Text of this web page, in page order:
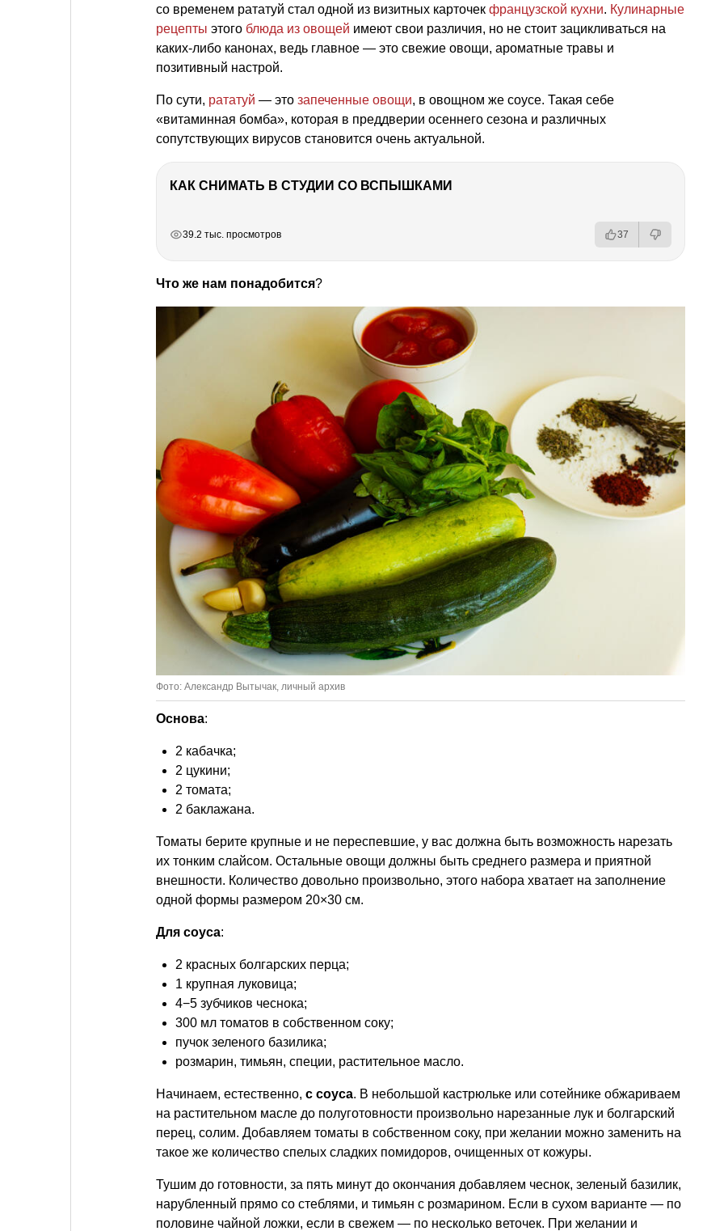
со временем рататуй стал одной из визитных карточек французской кухни. Кулинарные
рецепты этого блюда из овощей имеют свои различия, но не стоит зацикливаться на
каких-либо канонах, ведь главное — это свежие овощи, ароматные травы и
позитивный настрой.
По сути, рататуй — это запеченные овощи, в овощном же соусе. Такая себе
«витаминная бомба», которая в преддверии осеннего сезона и различных
сопутствующих вирусов становится очень актуальной.
КАК СНИМАТЬ В СТУДИИ СО ВСПЫШКАМИ
39.2 тыс. просмотров 37
Что же нам понадобится?
Фото: Александр Вытычак, личный архив
Основа:
2 кабачка;
2 цукини;
2 томата;
2 баклажана.
Томаты берите крупные и не переспевшие, у вас должна быть возможность нарезать
их тонким слайсом. Остальные овощи должны быть среднего размера и приятной
внешности. Количество довольно произвольно, этого набора хватает на заполнение
одной формы размером 20×30 см.
Для соуса:
2 красных болгарских перца;
1 крупная луковица;
4−5 зубчиков чеснока;
300 мл томатов в собственном соку;
пучок зеленого базилика;
розмарин, тимьян, специи, растительное масло.
Начинаем, естественно, с соуса. В небольшой кастрюльке или сотейнике обжариваем
на растительном масле до полуготовности произвольно нарезанные лук и болгарский
перец, солим. Добавляем томаты в собственном соку, при желании можно заменить на
такое же количество спелых сладких помидоров, очищенных от кожуры.
Тушим до готовности, за пять минут до окончания добавляем чеснок, зеленый базилик,
нарубленный прямо со стеблями, и тимьян с розмарином. Если в сухом варианте — по
половине чайной ложки, если в свежем — по несколько веточек. При желании и